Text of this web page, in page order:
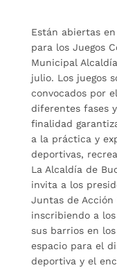
Están abiertas
para los Juegos
Municipal
julio. Los juegos
convocados por
diferentes fases
finalidad
a la práctica y
deportivas,
La Alcaldía de
invita a los
Juntas de
inscribiendo a
sus barrios en
espacio para el
deportiva y el